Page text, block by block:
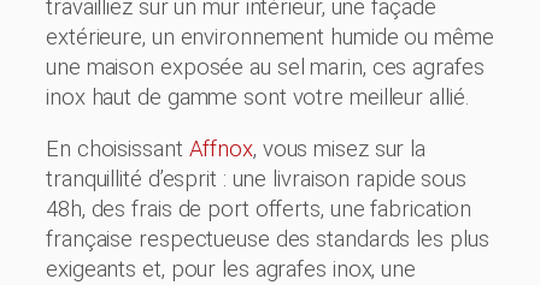
travailliez sur un mur intérieur, une façade
extérieure, un environnement humide ou même
une maison exposée au sel marin, ces agrafes
inox haut de gamme sont votre meilleur allié.
En choisissant Affnox, vous misez sur la
tranquillité d’esprit : une livraison rapide sous
48h, des frais de port offerts, une fabrication
française respectueuse des standards les plus
exigeants et, pour les agrafes inox, une